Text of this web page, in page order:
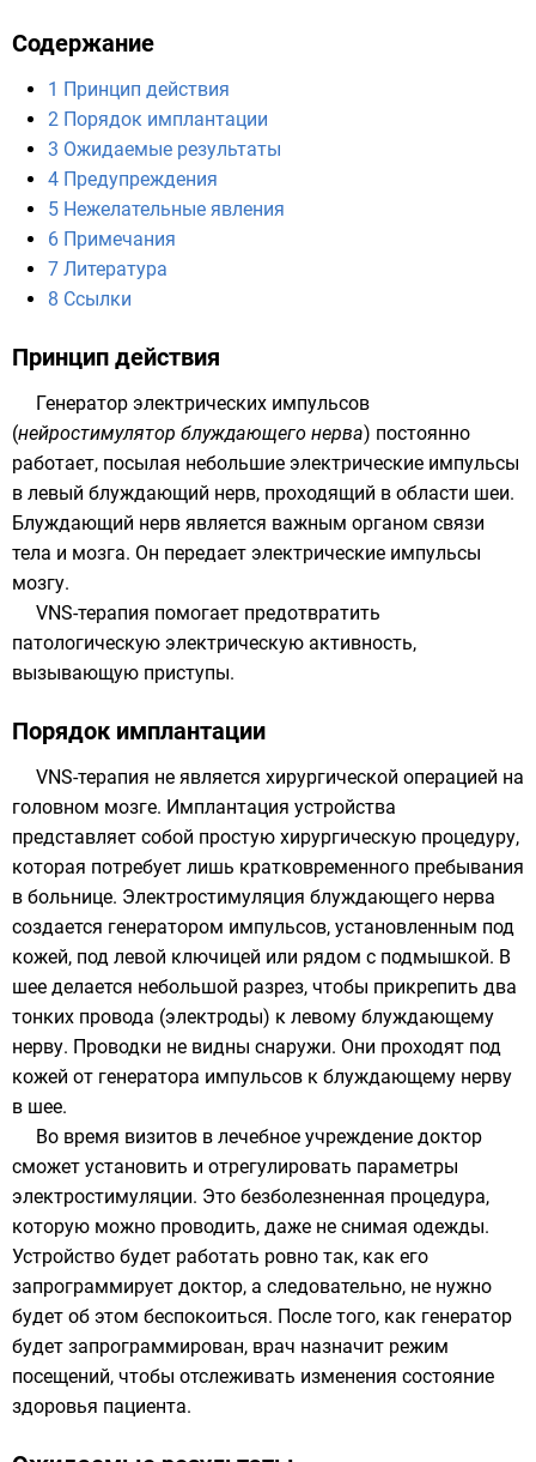
Содержание
1 Принцип действия
2 Порядок имплантации
3 Ожидаемые результаты
4 Предупреждения
5 Нежелательные явления
6 Примечания
7 Литература
8 Ссылки
Принцип действия
Генератор электрических импульсов
(нейростимулятор блуждающего нерва) постоянно
работает, посылая небольшие электрические импульсы
в левый блуждающий нерв, проходящий в области шеи.
Блуждающий нерв является важным органом связи
тела и мозга. Он передает электрические импульсы
мозгу.
VNS-терапия помогает предотвратить
патологическую электрическую активность,
вызывающую приступы.
Порядок имплантации
VNS-терапия не является хирургической операцией на
головном мозге. Имплантация устройства
представляет собой простую хирургическую процедуру,
которая потребует лишь кратковременного пребывания
в больнице. Электростимуляция блуждающего нерва
создается генератором импульсов, установленным под
кожей, под левой ключицей или рядом с подмышкой. В
шее делается небольшой разрез, чтобы прикрепить два
тонких провода (электроды) к левому блуждающему
нерву. Проводки не видны снаружи. Они проходят под
кожей от генератора импульсов к блуждающему нерву
в шее.
Во время визитов в лечебное учреждение доктор
сможет установить и отрегулировать параметры
электростимуляции. Это безболезненная процедура,
которую можно проводить, даже не снимая одежды.
Устройство будет работать ровно так, как его
запрограммирует доктор, а следовательно, не нужно
будет об этом беспокоиться. После того, как генератор
будет запрограммирован, врач назначит режим
посещений, чтобы отслеживать изменения состояние
здоровья пациента.